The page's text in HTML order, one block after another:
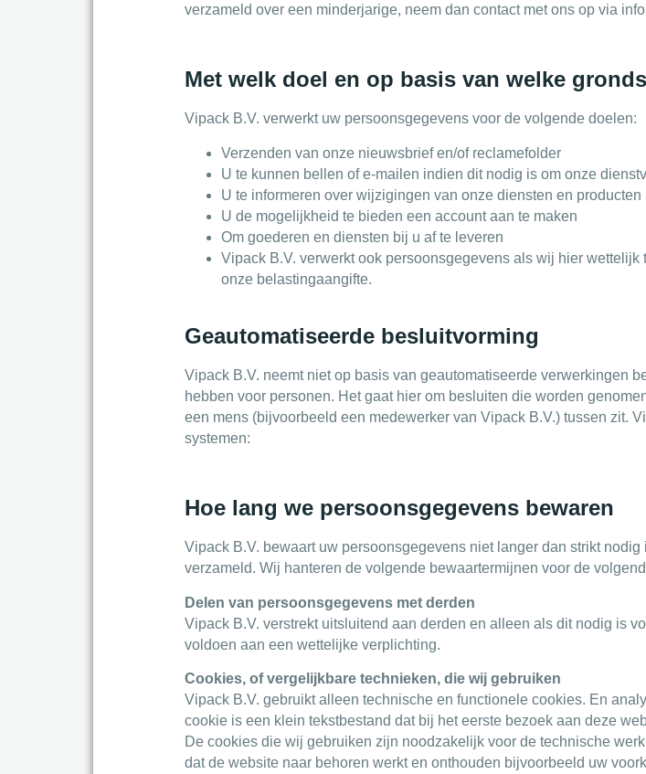
verzameld over een minderjarige, neem dan contact met ons op via
Met welk doel en op basis van welke
Vipack B.V. verwerkt uw persoonsgegevens voor de volgende doelen:
Verzenden van onze nieuwsbrief en/of reclamefolder
U te kunnen bellen of e-mailen indien dit nodig is om onze
U te informeren over wijzigingen van onze diensten en producten
U de mogelijkheid te bieden een account aan te maken
Om goederen en diensten bij u af te leveren
Vipack B.V. verwerkt ook persoonsgegevens als wij hier
onze belastingaangifte.
Geautomatiseerde besluitvorming
Vipack B.V. neemt niet op basis van geautomatiseerde verwerkingen
hebben voor personen. Het gaat hier om besluiten die worden
een mens (bijvoorbeeld een medewerker van Vipack B.V.) tussen zit.
systemen:
Hoe lang we persoonsgegevens bewaren
Vipack B.V. bewaart uw persoonsgegevens niet langer dan strikt
verzameld. Wij hanteren de volgende bewaartermijnen voor de
Delen van persoonsgegevens met derden
Vipack B.V. verstrekt uitsluitend aan derden en alleen als dit nodig is
voldoen aan een wettelijke verplichting.
Cookies, of vergelijkbare technieken, die wij gebruiken
Vipack B.V. gebruikt alleen technische en functionele cookies. En
cookie is een klein tekstbestand dat bij het eerste bezoek aan deze
De cookies die wij gebruiken zijn noodzakelijk voor de technische
dat de website naar behoren werkt en onthouden bijvoorbeeld uw